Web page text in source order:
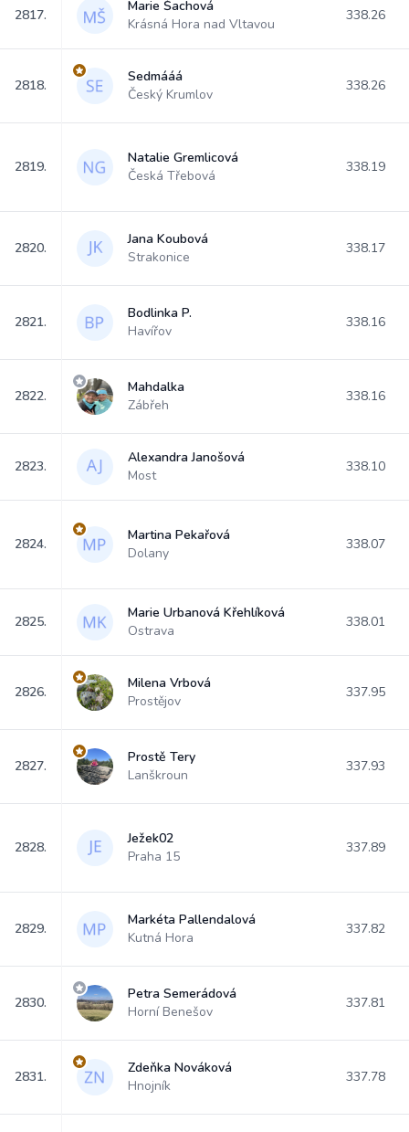
2817.
Marie Šachová
Krásná Hora nad Vltavou
338.26
2818.
Sedmááá
Český Krumlov
338.26
2819.
Natalie Gremlicová
Česká Třebová
338.19
2820.
Jana Koubová
Strakonice
338.17
2821.
Bodlinka P.
Havířov
338.16
2822.
Mahdalka
Zábřeh
338.16
2823.
Alexandra Janošová
Most
338.10
2824.
Martina Pekařová
Dolany
338.07
2825.
Marie Urbanová Křehlíková
Ostrava
338.01
2826.
Milena Vrbová
Prostějov
337.95
2827.
Prostě Tery
Lanškroun
337.93
2828.
Ježek02
Praha 15
337.89
2829.
Markéta Pallendalová
Kutná Hora
337.82
2830.
Petra Semerádová
Horní Benešov
337.81
2831.
Zdeňka Nováková
Hnojník
337.78